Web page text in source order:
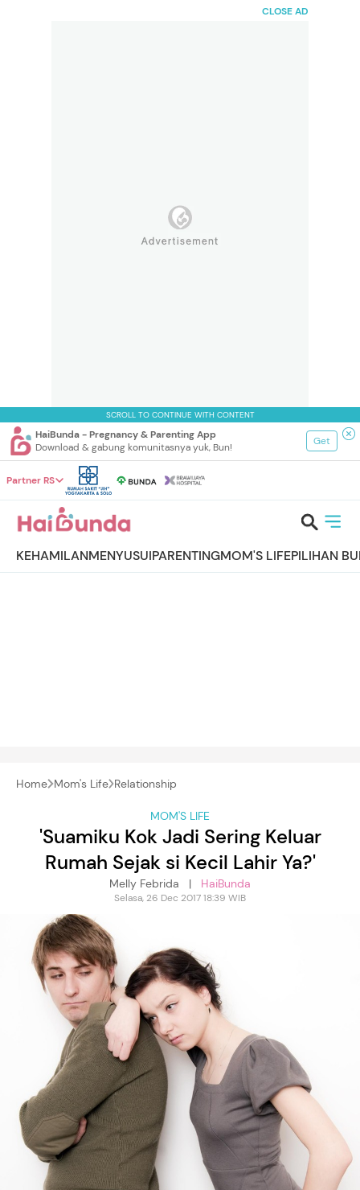
CLOSE AD
SCROLL TO CONTINUE WITH CONTENT
HaiBunda - Pregnancy & Parenting App
Download & gabung komunitasnya yuk, Bun!
Get
Partner RS
KEHAMILANMENYUSUIPARENTINGMOM'S LIFEPILIHAN
Home Mom's Life Relationship
MOM'S LIFE
'Suamiku Kok Jadi Sering Keluar
Rumah Sejak si Kecil Lahir Ya?'
Melly Febrida | HaiBunda
Selasa, 26 Dec 2017 18:39 WIB